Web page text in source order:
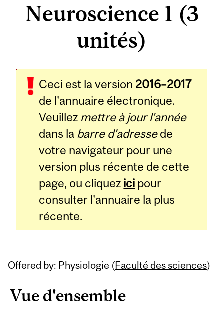
Neuroscience 1 (3
unités)
Ceci est la version 2016–2017
de l'annuaire électronique.
Veuillez mettre à jour l'année
dans la barre d'adressede
votre navigateur pour une
version plus récente de cette
page, ou cliquez ici pour
consulter l'annuaire la plus
récente.
Offered by: Physiologie (Faculté des sciences)
Vue d'ensemble